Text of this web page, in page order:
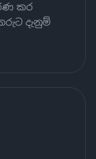
කර
දැනුම්